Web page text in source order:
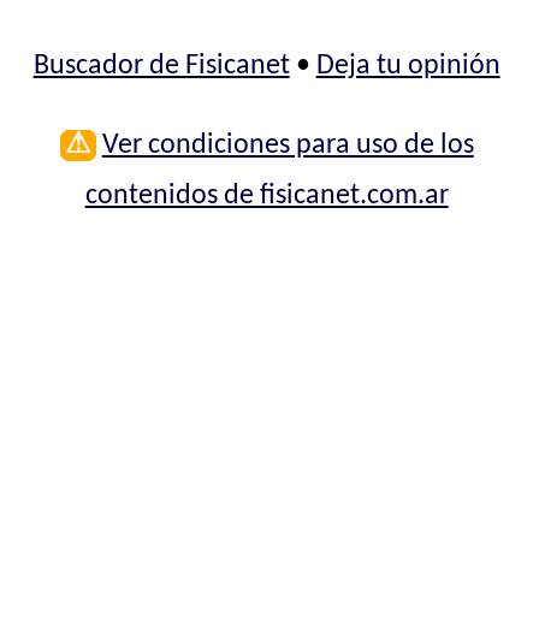
Buscador de Fisicanet• Deja tu opinión
⚠ Ver condiciones para uso de los
contenidos de fisicanet.com.ar